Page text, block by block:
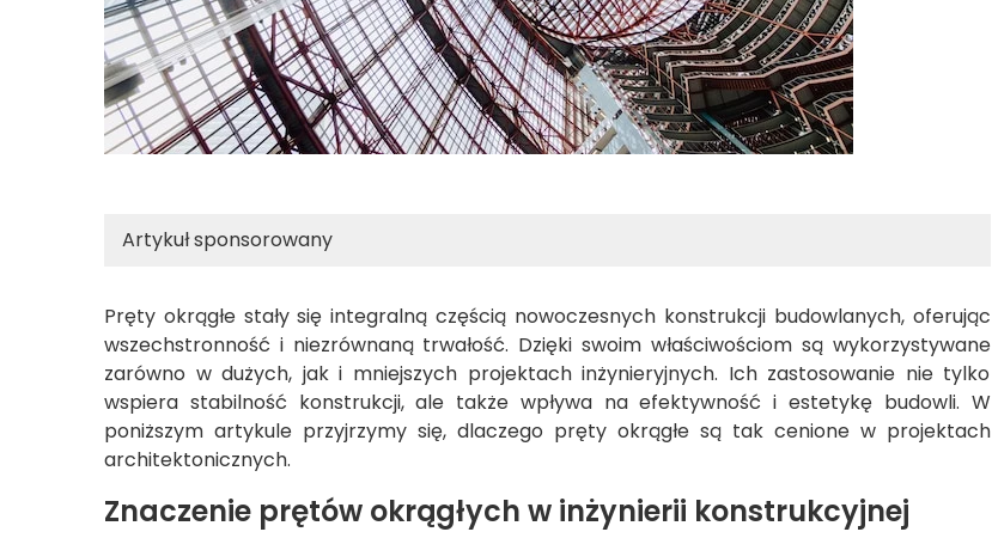
Artykuł sponsorowany
Pręty okrągłe stały się integralną częścią nowoczesnych konstrukcji budowlanych, oferując
wszechstronność i niezrównaną trwałość. Dzięki swoim właściwościom są wykorzystywane
zarówno w dużych, jak i mniejszych projektach inżynieryjnych. Ich zastosowanie nie tylko
wspiera stabilność konstrukcji, ale także wpływa na efektywność i estetykę budowli. W
poniższym artykule przyjrzymy się, dlaczego pręty okrągłe są tak cenione w projektach
architektonicznych.
Znaczenie prętów okrągłych w inżynierii konstrukcyjnej